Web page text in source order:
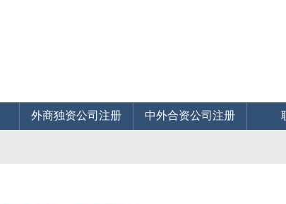
外商独资公司注册 中外合资公司注册